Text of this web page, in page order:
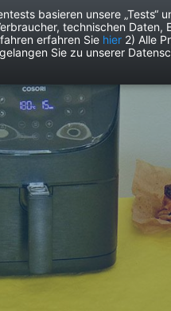
Heimwerken
basieren unsere „Tests“
technischen Daten,
erfahren Sie hier 2) Alle
gelangen Sie zu unserer